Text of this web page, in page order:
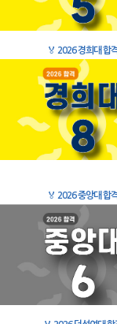
🏅 2026 경희대 합
🏅 2026 중앙대 합